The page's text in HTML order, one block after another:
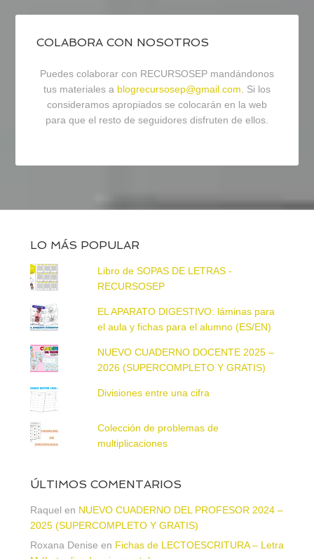
COLABORA CON NOSOTROS
Puedes colaborar con RECURSOSEP mandándonos
tus materiales a blogrecursosep@gmail.com. Si los
consideramos apropiados se colocarán en la web
para que el resto de seguidores disfruten de ellos.
LO MÁS POPULAR
Libro de SOPAS DE LETRAS -
RECURSOSEP
EL APARATO DIGESTIVO: láminas para
el aula y fichas para el alumno (ES/EN)
NUEVO CUADERNO DOCENTE 2025 –
2026 (SUPERCOMPLETO Y GRATIS)
Divisiones entre una cifra
Colección de problemas de
multiplicaciones
ÚLTIMOS COMENTARIOS
Raquel en NUEVO CUADERNO DEL PROFESOR 2024 –
2025 (SUPERCOMPLETO Y GRATIS)
Roxana Denise en Fichas de LECTOESCRITURA – Letra